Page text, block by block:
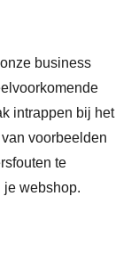
business
intrappen bij het
voorbeelden
te
je webshop.